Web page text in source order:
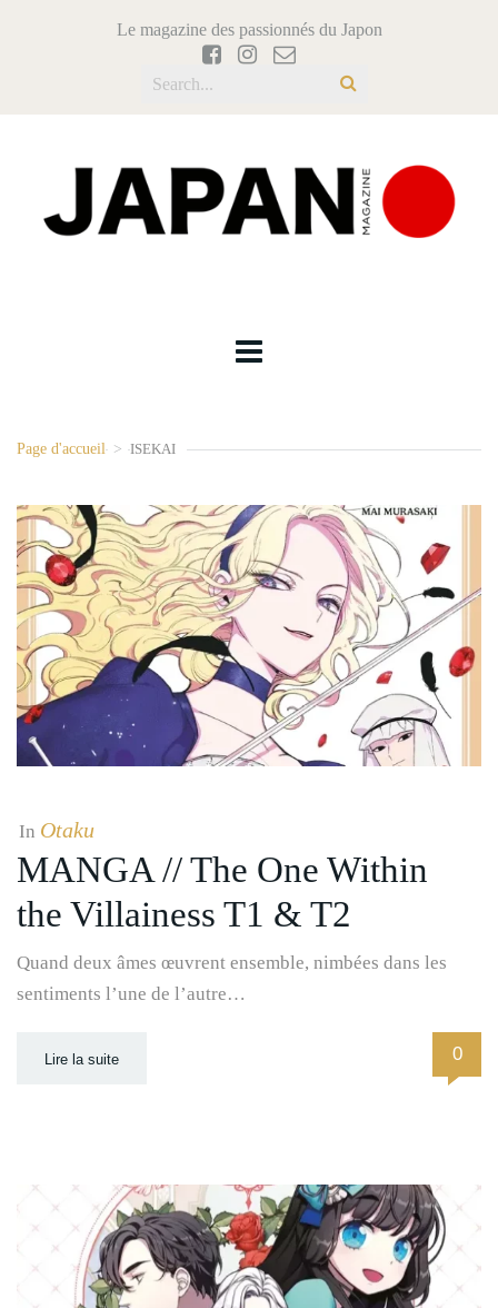
Le magazine des passionnés du Japon
Page d'accueil > ISEKAI
In Otaku
MANGA // The One Within
the Villainess T1 & T2
Quand deux âmes œuvrent ensemble, nimbées dans les
sentiments l’une de l’autre…
Lire la suite 0